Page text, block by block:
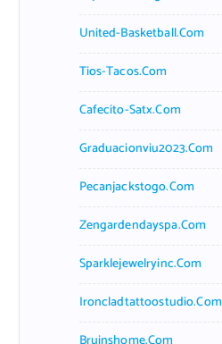
United-Basketball.com
Tios-Tacos.com
Cafecito-Satx.com
Graduacionviu2023.com
Pecanjackstogo.com
Zengardendayspa.com
Sparklejewelryinc.com
Ironcladtattoostudio.com